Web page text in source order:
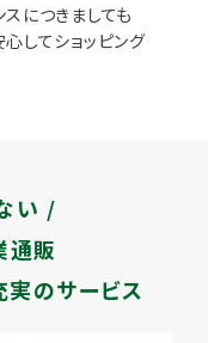
につきましても
してショッピング
い /
通販
実のサービス